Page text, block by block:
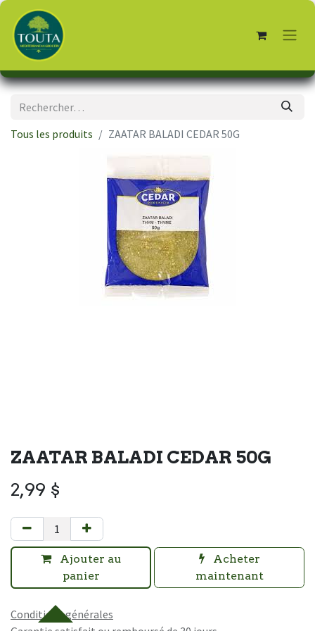
Tous les produits ZAATAR BALADI CEDAR 50G
ZAATAR BALADI CEDAR 50G
2,99 $
Ajouter au
panier
Acheter
maintenant
Conditions générales